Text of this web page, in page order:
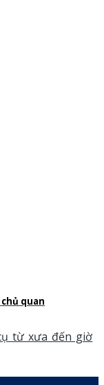
quan
từ xưa đến giờ